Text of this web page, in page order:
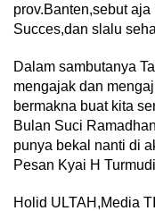
prov.Banten,sebut
Succes,dan slalu
Dalam sambutanya
mengajak dan
bermakna buat kita
Bulan Suci
punya bekal nanti di
Pesan Kyai H
Holid ULTAH,Media